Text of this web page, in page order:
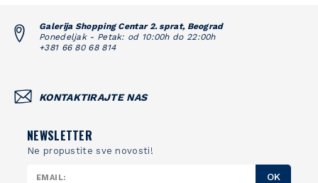
Galerija Shopping Centar 2. sprat, Beograd
Ponedeljak - Petak: od 10:00h do 22:00h
+381 66 80 68 814
KONTAKTIRAJTE NAS
NEWSLETTER
Ne propustite sve novosti!
OK